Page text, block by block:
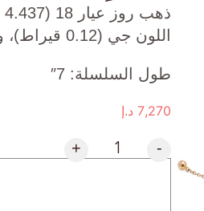
اللون جي (0.12 قيراط)، والاحجار الكريمة (0.095 جرام) تقريبًا.
طول السلسلة: 7″
7,270 د.إ
-
+